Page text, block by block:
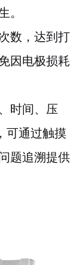
。
数，达到打
因电极损耗
时间、压
可通过触摸
题追溯提供